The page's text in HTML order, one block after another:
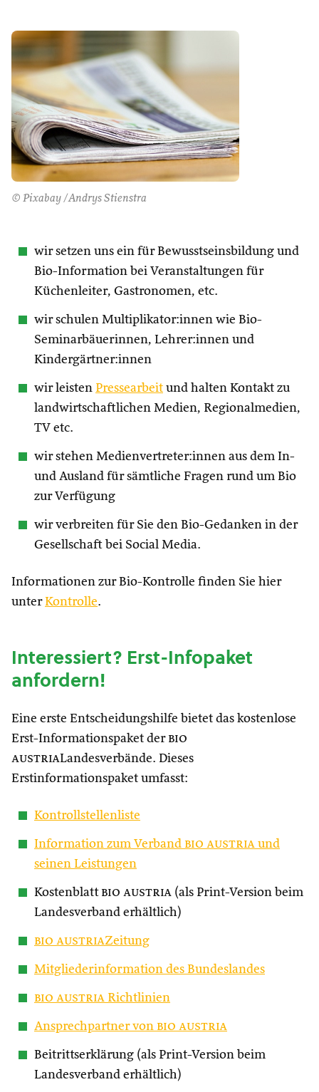
© Pixabay /Andrys Stienstra
wir setzen uns ein für Bewusstseinsbildung und
Bio-Information bei Veranstaltungen für
Küchenleiter, Gastronomen, etc.
wir schulen Multiplikator:innen wie Bio-
Seminarbäuerinnen, Lehrer:innen und
Kindergärtner:innen
wir leisten Pressearbeit und halten Kontakt zu
landwirtschaftlichen Medien, Regionalmedien,
TV etc.
wir stehen Medienvertreter:innen aus dem In-
und Ausland für sämtliche Fragen rund um Bio
zur Verfügung
wir verbreiten für Sie den Bio-Gedanken in der
Gesellschaft bei Social Media.
Informationen zur Bio-Kontrolle finden Sie hier
unterKontrolle.
Interessiert? Erst-Infopaket
anfordern!
Eine erste Entscheidungshilfe bietet das kostenlose
Erst-Informationspaket der bio
austriaLandesverbände. Dieses
Erstinformationspaket umfasst:
Kontrollstellenliste
Information zum Verband bio austria und
seinen Leistungen
Kostenblatt bio austria (als Print-Version beim
Landesverband erhältlich)
bio austriaZeitung
Mitgliederinformation des Bundeslandes
bio austria Richtlinien
Ansprechpartner von bio austria
Beitrittserklärung (als Print-Version beim
Landesverband erhältlich)